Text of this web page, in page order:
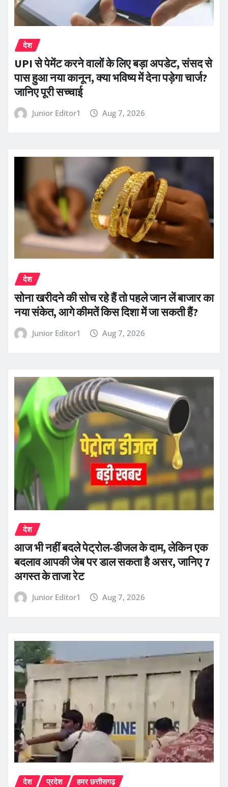
देश
UPI से पेमेंट करने वालों के लिए बड़ा अपडेट, संसद से
पास हुआ नया कानून, क्या भविष्य में देना पड़ेगा चार्ज?
जानिए पूरी सच्चाई
Junior Editor1 Aug 7, 2026
देश
सोना खरीदने की सोच रहे हैं तो पहले जान लें बाजार का
नया संकेत, आगे कीमतें किस दिशा में जा सकती हैं?
Junior Editor1 Aug 7, 2026
देश
आज भी नहीं बदले पेट्रोल-डीजल के दाम, लेकिन एक
बदलाव आपकी जेब पर डाल सकता है असर, जानिए 7
अगस्त के ताजा रेट
Junior Editor1 Aug 7, 2026
देश प्रदेश हमर छत्तीसगढ़